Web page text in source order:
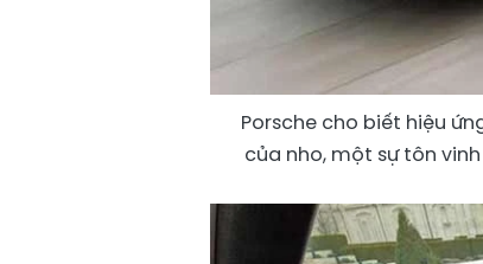
Porsche cho biết hiệu
của nho, một sự tôn